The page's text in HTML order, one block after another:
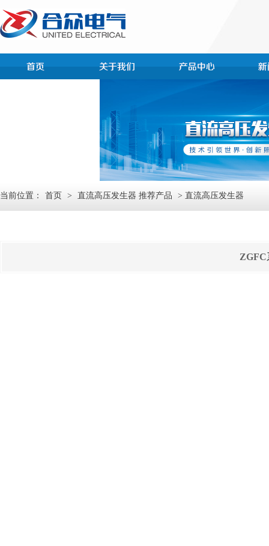
当前位置： 首页 > 直流高压发生器 推荐产品 > 直流高压发生器
ZGFC